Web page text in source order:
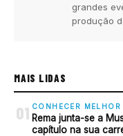
grandes
produção
MAIS LIDAS
01 CONHECER MELHOR
Rema junta-se a
capítulo na sua